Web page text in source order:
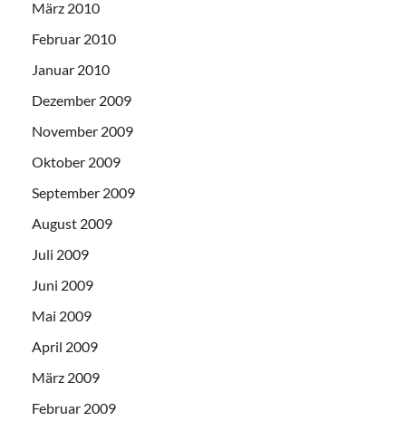
März 2010
Februar 2010
Januar 2010
Dezember 2009
November 2009
Oktober 2009
September 2009
August 2009
Juli 2009
Juni 2009
Mai 2009
April 2009
März 2009
Februar 2009